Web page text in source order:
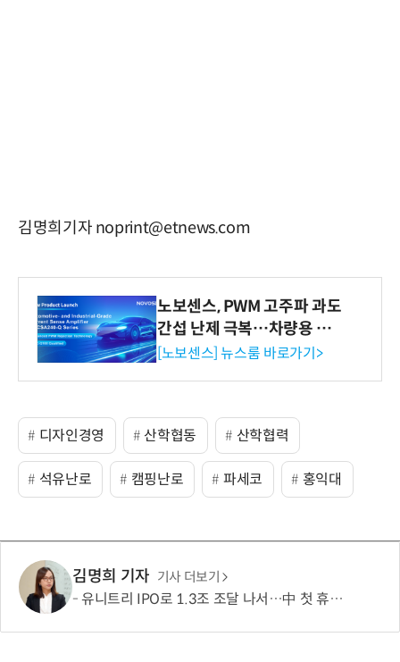
김명희기자 noprint@etnews.com
노보센스, PWM 고주파 과도
간섭 난제 극복…차량용 전
류 감지 증폭기
[노보센스] 뉴스룸 바로가기>
디자인경영 산학협동 산학협력
석유난로 캠핑난로 파세코 홍익대
김명희 기자 기사 더보기
유니트리 IPO로 1.3조 조달 나서…中 첫 휴머노이드 상장사 탄생 임박